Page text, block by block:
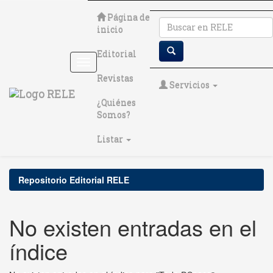
Página de
inicio
Editorial
Revistas
¿Quiénes
Somos?
Listar
Servicios
Repositorio Editorial RELE
No existen entradas en el
índice